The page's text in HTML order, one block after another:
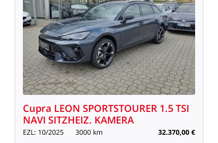
Cupra LEON SPORTSTOURER 1.5TSI
NAVI SITZHEIZ. KAMERA
EZL: 10/2025 3000 km 32.370,00 €